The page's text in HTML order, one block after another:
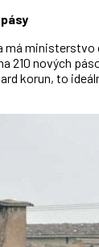
má ministerstvo
210 nových
korun, to